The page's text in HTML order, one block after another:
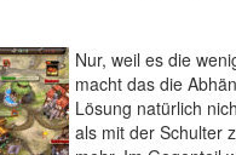
Nur, weil es die
macht das die
Lösung natürlich
als mit der Schulter